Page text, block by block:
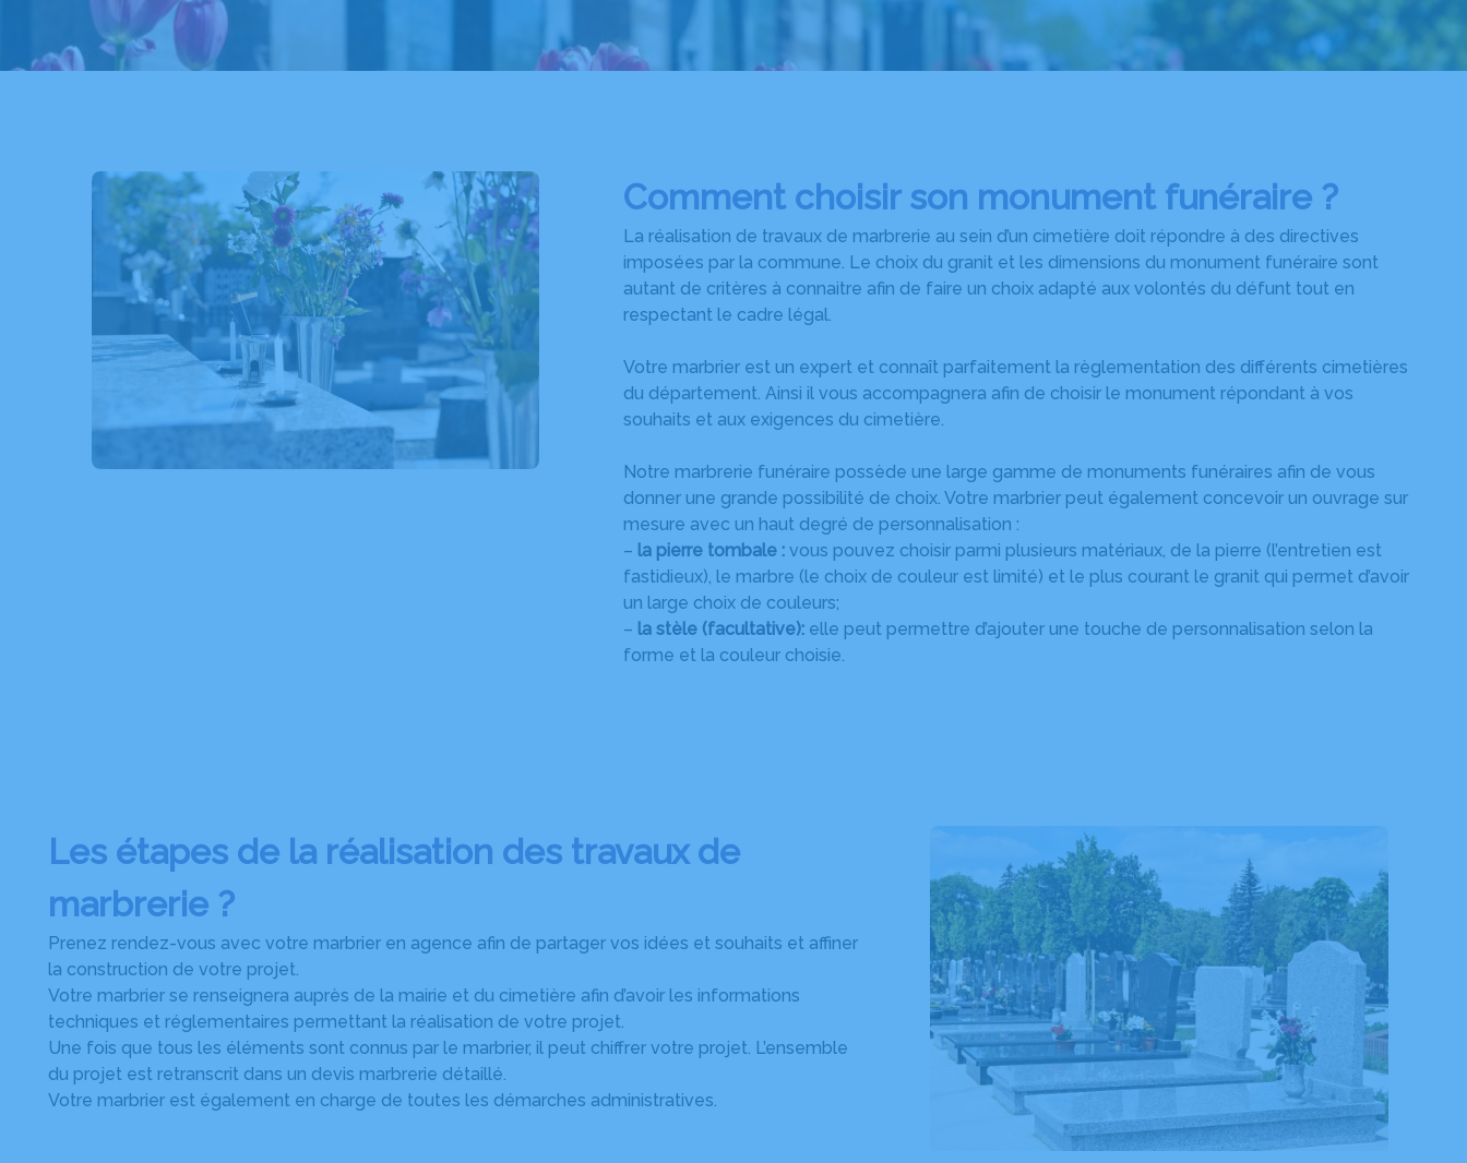
Comment choisir son monument funéraire ?
La réalisation de travaux de marbrerie au sein d’un cimetière doit répondre à des directives
imposées par la commune. Le choix du granit et les dimensions du monument funéraire sont
autant de critères à connaitre afin de faire un choix adapté aux volontés du défunt tout en
respectant le cadre légal.
Votre marbrier est un expert et connaît parfaitement la règlementation des différents cimetières
du département. Ainsi il vous accompagnera afin de choisir le monument répondant à vos
souhaits et aux exigences du cimetière.
Notre marbrerie funéraire possède une large gamme de monuments funéraires afin de vous
donner une grande possibilité de choix. Votre marbrier peut également concevoir un ouvrage sur
mesure avec un haut degré de personnalisation :
– la pierre tombale : vous pouvez choisir parmi plusieurs matériaux, de la pierre (l’entretien est
fastidieux), le marbre (le choix de couleur est limité) et le plus courant le granit qui permet d’avoir
un large choix de couleurs;
– la stèle (facultative): elle peut permettre d’ajouter une touche de personnalisation selon la
forme et la couleur choisie.
Les étapes de la réalisation des travaux de
marbrerie ?
Prenez rendez-vous avec votre marbrier en agence afin de partager vos idées et souhaits et affiner
la construction de votre projet.
Votre marbrier se renseignera auprès de la mairie et du cimetière afin d’avoir les informations
techniques et réglementaires permettant la réalisation de votre projet.
Une fois que tous les éléments sont connus par le marbrier, il peut chiffrer votre projet. L’ensemble
du projet est retranscrit dans un devis marbrerie détaillé.
Votre marbrier est également en charge de toutes les démarches administratives.